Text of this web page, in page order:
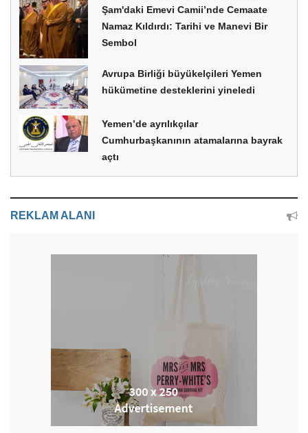
Şam'daki Emevi Camii’nde Cemaate
Namaz Kıldırdı: Tarihi ve Manevi Bir
Sembol
Avrupa Birliği büyükelçileri Yemen
hükümetine desteklerini yineledi
Yemen’de ayrılıkçılar
Cumhurbaşkanının atamalarına bayrak
açtı
REKLAM ALANI